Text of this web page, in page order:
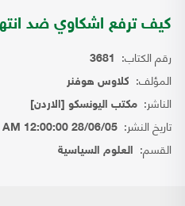
كيف ترفع اشكاوي ضد
رقم الكتاب: 3681
المؤلف: كلاوس هوفنر
الناشر: مكتب اليونسكو [الاردن]
تاريخ النشر: 28/06/05 12:00:00 AM
القسم: العلوم السياسية